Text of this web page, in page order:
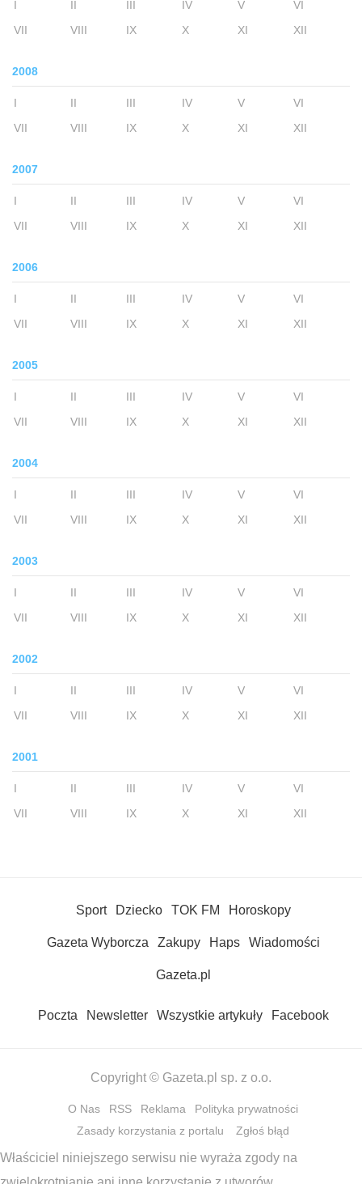
I II III IV V
VI
VII
VIII IX X XI XII
2008
I II III IV V
VI
VII
VIII IX X XI XII
2007
I II III IV V
VI
VII
VIII IX X XI XII
2006
I II III IV V
VI
VII
VIII IX X XI XII
2005
I II III IV V
VI
VII
VIII IX X XI XII
2004
I II III IV V
VI
VII
VIII IX X XI XII
2003
I II III IV V
VI
VII
VIII IX X XI XII
2002
I II III IV V
VI
VII
VIII IX X XI XII
2001
I II III IV V
VI
VII
VIII IX X XI XII
Sport Dziecko TOK FM Horoskopy
Gazeta Wyborcza Zakupy Haps Wiadomości
Gazeta.pl
Poczta Newsletter Wszystkie artykuły Facebook
Copyright © Gazeta.pl sp. z o.o.
O Nas RSS Reklama
Polityka prywatności
Zasady korzystania z portalu
Zgłoś błąd
Właściciel niniejszego serwisu nie wyraża zgody na